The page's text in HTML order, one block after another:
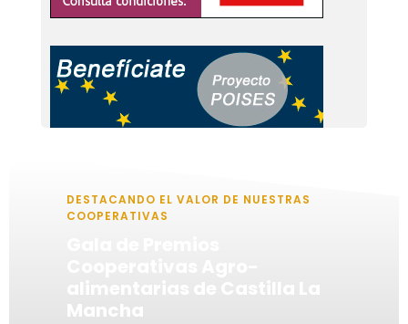
DESTACANDO EL VALOR DE NUESTRAS
COOPERATIVAS
Mancha